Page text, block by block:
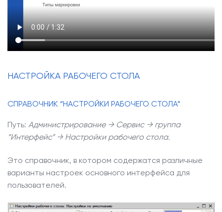
НАСТРОЙКА РАБОЧЕГО СТОЛА
СПРАВОЧНИК “НАСТРОЙКИ РАБОЧЕГО СТОЛА”
Путь: Администрирование → Сервис → группа
“Интерфейс” → Настройки рабочего стола.
Это справочник, в котором содержатся различные
варианты настроек основного интерфейса для
пользователей.